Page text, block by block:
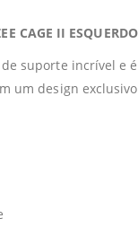
CAGE II
suporte incrível e
um design